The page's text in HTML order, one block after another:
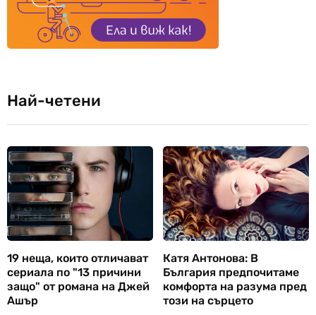
Най-четени
19 неща, които отличават
сериала по "13 причини
защо" от романа на Джей
Ашър
Катя Антонова: В
България предпочитаме
комфорта на разума пред
този на сърцето